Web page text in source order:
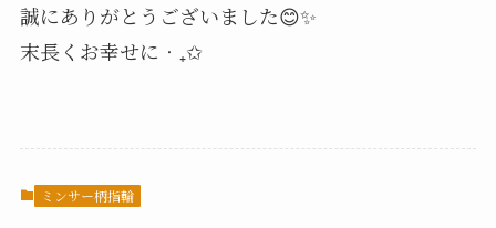
誠にありがとうございました😊✨
末長くお幸せに‧₊✩
ミンサー柄指輪